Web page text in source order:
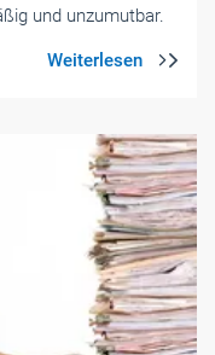
und unzumutbar.